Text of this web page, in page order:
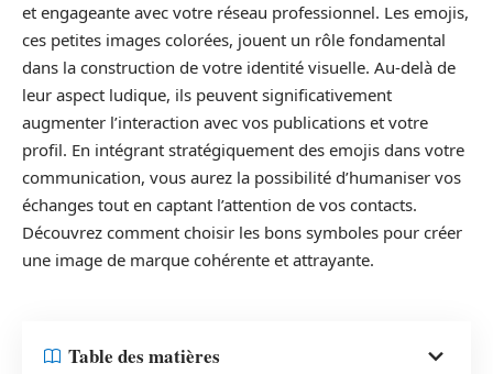
et engageante avec votre réseau professionnel. Les emojis,
ces petites images colorées, jouent un rôle fondamental
dans la construction de votre identité visuelle. Au-delà de
leur aspect ludique, ils peuvent significativement
augmenter l’interaction avec vos publications et votre
profil. En intégrant stratégiquement des emojis dans votre
communication, vous aurez la possibilité d’humaniser vos
échanges tout en captant l’attention de vos contacts.
Découvrez comment choisir les bons symboles pour créer
une image de marque cohérente et attrayante.
Table des matières